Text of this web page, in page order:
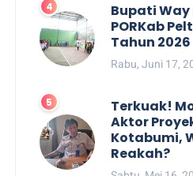
Bupati Way
PORKab
Tahun 2026
Rabu, Juni 17,
Terkuak!
Aktor
Kotabumi,
Reakah?